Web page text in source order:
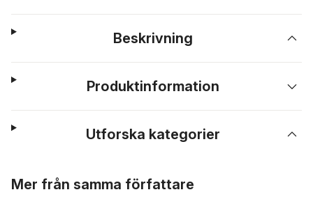
Beskrivning
Produktinformation
Utforska kategorier
Mer från samma författare